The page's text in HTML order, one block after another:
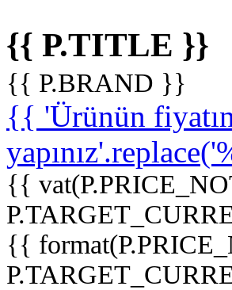
{{ P.TITLE }}
{{ P.BRAND }}
{{ 'Ürünün
{{
{{